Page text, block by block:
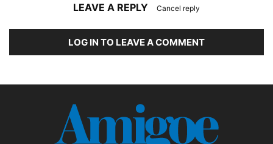
LEAVE A REPLY Cancel reply
LOG IN TO LEAVE A COMMENT